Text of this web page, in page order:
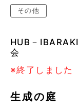
その他
HUB－
会
※終了しました
生成の庭